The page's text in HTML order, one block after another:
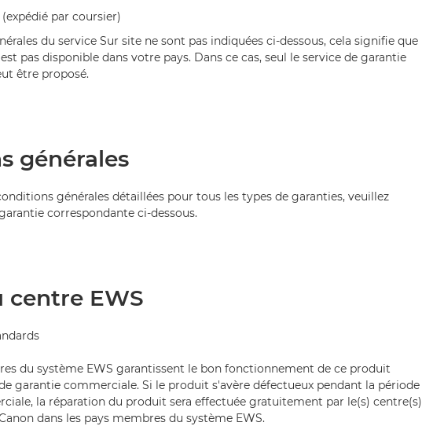
par coursier)
du service Sur site ne sont pas indiquées ci-dessous, cela signifie que
pas disponible dans votre pays. Dans ce cas, seul le service de garantie
être proposé.
générales
générales détaillées pour tous les types de garanties, veuillez
correspondante ci-dessous.
centre EWS
du système EWS garantissent le bon fonctionnement de ce produit
garantie commerciale. Si le produit s'avère défectueux pendant la période
la réparation du produit sera effectuée gratuitement par le(s) centre(s)
dans les pays membres du système EWS.